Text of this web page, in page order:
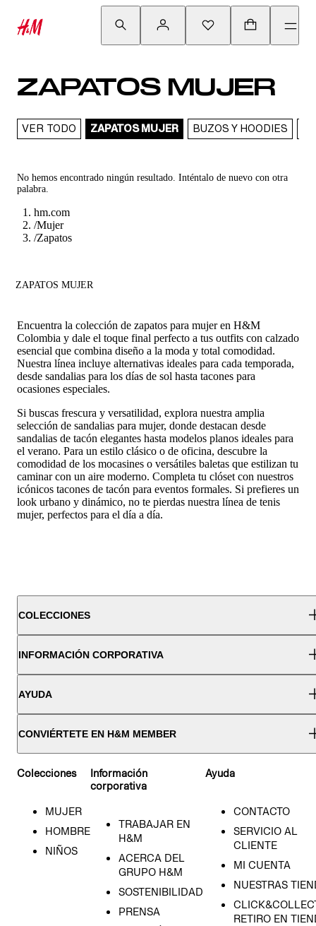
ZAPATOS MUJER
VER TODO ZAPATOS MUJER BUZOS Y HOODIES
No hemos encontrado ningún resultado. Inténtalo de nuevo con otra
palabra.
hm.com
/Mujer
/Zapatos
ZAPATOS MUJER
Encuentra la colección de zapatos para mujer en H&M
Colombia y dale el toque final perfecto a tus outfits con calzado
esencial que combina diseño a la moda y total comodidad.
Nuestra línea incluye alternativas ideales para cada temporada,
desde sandalias para los días de sol hasta tacones para
ocasiones especiales.
Si buscas frescura y versatilidad, explora nuestra amplia
selección de sandalias para mujer, donde destacan desde
sandalias de tacón elegantes hasta modelos planos ideales para
el verano. Para un estilo clásico o de oficina, descubre la
comodidad de los mocasines o versátiles baletas que estilizan tu
caminar con un aire moderno. Completa tu clóset con nuestros
icónicos tacones de tacón para eventos formales. Si prefieres un
look urbano y dinámico, no te pierdas nuestra línea de tenis
mujer, perfectos para el día a día.
COLECCIONES
INFORMACIÓN CORPORATIVA
AYUDA
CONVIÉRTETE EN H&M MEMBER
Colecciones
MUJER
HOMBRE
NIÑOS
Información
corporativa
TRABAJAR EN
H&M
ACERCA DEL
GRUPO H&M
SOSTENIBILIDAD
PRENSA
Ayuda
CONTACTO
SERVICIO AL
CLIENTE
MI CUENTA
NUESTRAS
RETIRO EN